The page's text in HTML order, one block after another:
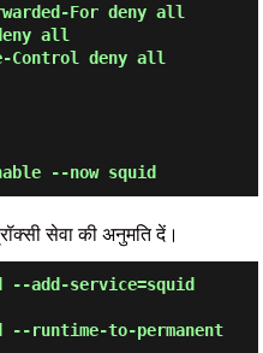
For deny all
all
Control deny all
--now squid
सेवा की अनुमति दें।
--add-service=squid
--runtime-to-permanent